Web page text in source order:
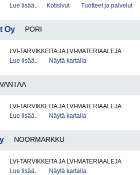
Lue lisää..
Kotisivut Tuotteet ja palvelut
Oy PORI
LVI-TARVIKKEITA JA LVI-MATERIAALEJA
Lue lisää..
Näytä kartalla
VANTAA
LVI-TARVIKKEITA JA LVI-MATERIAALEJA
Lue lisää..
Näytä kartalla
NOORMARKKU
LVI-TARVIKKEITA JA LVI-MATERIAALEJA
Lue lisää..
Näytä kartalla